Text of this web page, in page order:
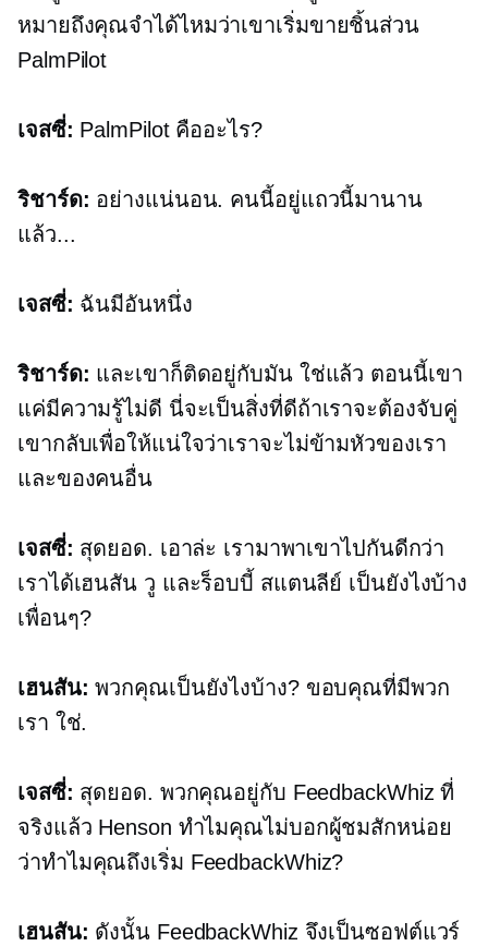
หมายถึงคุณจำได้ไหมว่าเขาเริ่มขายชิ้นส่วน
PalmPilot
เจสซี่: PalmPilot คืออะไร?
ริชาร์ด: อย่างแน่นอน. คนนี้อยู่แถวนี้มานาน
แล้ว...
เจสซี่: ฉันมีอันหนึ่ง
ริชาร์ด: และเขาก็ติดอยู่กับมัน ใช่แล้ว ตอนนี้เขา
แค่มีความรู้ไม่ดี นี่จะเป็นสิ่งที่ดีถ้าเราจะต้องจับคู่
เขากลับเพื่อให้แน่ใจว่าเราจะไม่ข้ามหัวของเรา
และของคนอื่น
เจสซี่: สุดยอด. เอาล่ะ เรามาพาเขาไปกันดีกว่า
เราได้เฮนสัน วู และร็อบบี้ สแตนลีย์ เป็นยังไงบ้าง
เพื่อนๆ?
เฮนสัน: พวกคุณเป็นยังไงบ้าง? ขอบคุณที่มีพวก
เรา ใช่.
เจสซี่: สุดยอด. พวกคุณอยู่กับ FeedbackWhiz ที่
จริงแล้ว Henson ทำไมคุณไม่บอกผู้ชมสักหน่อย
ว่าทำไมคุณถึงเริ่ม FeedbackWhiz?
เฮนสัน: ดังนั้น FeedbackWhiz จึงเป็นซอฟต์แวร์